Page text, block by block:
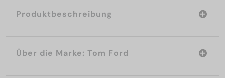
Produktbeschreibung
Über die Marke: Tom Ford